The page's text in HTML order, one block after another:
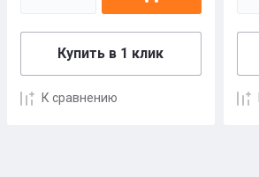
Купить в 1 клик
К сравнению